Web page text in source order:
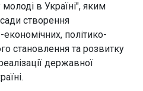
в Україні", яким
створення
економічних, політико-
становлення та розвитку
державної